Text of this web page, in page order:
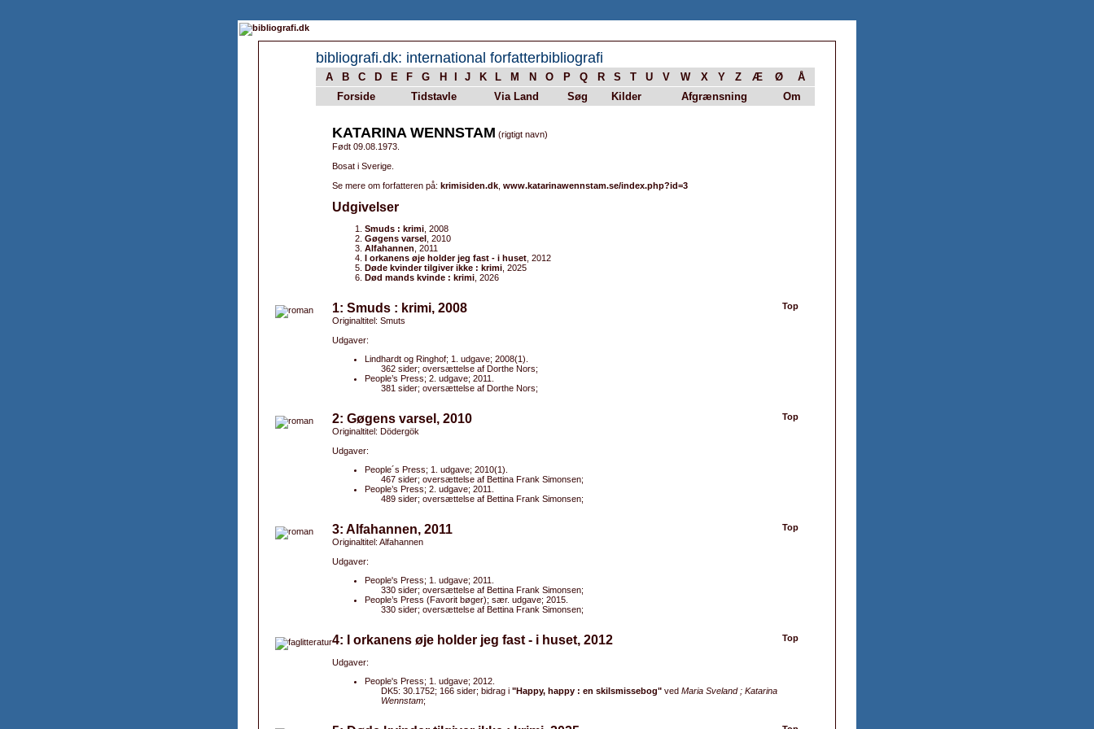
bibliografi.dk: international forfatterbibliografi
A B C D E F G H J K L M N O P Q R S T U V W X Y Z Æ Ø
Å
Forside
Tidstavle Via Land Søg Kilder Afgrænsning Om
KATARINA WENNSTAM (rigtigt navn)
Født 09.08.1973.
Bosat i Sverige.
Se mere om forfatteren på: krimisiden.dk www.katarinawennstam.se/index.php?id=3
Udgivelser
Smuds : krimi , 2008
Gøgens varsel , 2010
Alfahannen , 2011
I orkanens øje holder jeg fast - i huset , 2012
Døde kvinder tilgiver ikke : krimi , 2025
Død mands kvinde : krimi , 2026
Top
1: Smuds : krimi, 2008
Originaltitel: Smuts
Udgaver:
Lindhardt og Ringhof; 1. udgave; 2008(1).
362 sider; oversættelse af Dorthe Nors;
People’s Press; 2. udgave; 2011.
381 sider; oversættelse af Dorthe Nors;
Top
2: Gøgens varsel, 2010
Originaltitel: Dödergök
Udgaver:
People´s Press; 1. udgave; 2010(1).
467 sider; oversættelse af Bettina Frank Simonsen;
People’s Press; 2. udgave; 2011.
489 sider; oversættelse af Bettina Frank Simonsen;
Top
3: Alfahannen, 2011
Originaltitel: Alfahannen
Udgaver:
People's Press; 1. udgave; 2011.
330 sider; oversættelse af Bettina Frank Simonsen;
People’s Press (Favorit bøger); sær. udgave; 2015.
330 sider; oversættelse af Bettina Frank Simonsen;
Top
4: I orkanens øje holder jeg fast - i huset, 2012
Udgaver:
People's Press; 1. udgave; 2012.
DK5: 30.1752; 166 sider; bidrag i "Happy, happy : en skilsmissebog" ved Maria Sveland ; Katarina
Wennstam;